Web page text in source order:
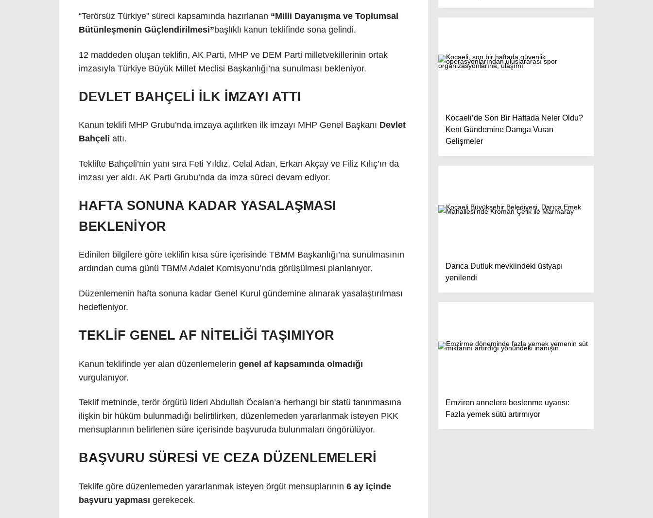
“Terörsüz Türkiye” süreci kapsamında hazırlanan “Milli Dayanışma ve Toplumsal
Bütünleşmenin Güçlendirilmesi”başlıklı kanun teklifinde sona gelindi.
12 maddeden oluşan teklifin, AK Parti, MHP ve DEM Parti milletvekillerinin ortak
imzasıyla Türkiye Büyük Millet Meclisi Başkanlığı’na sunulması bekleniyor.
DEVLET BAHÇELİ İLK İMZAYI ATTI
Kanun teklifi MHP Grubu’nda imzaya açılırken ilk imzayı MHP Genel Başkanı Devlet
Bahçeli attı.
Teklifte Bahçeli’nin yanı sıra Feti Yıldız, Celal Adan, Erkan Akçay ve Filiz Kılıç’ın da
imzası yer aldı. AK Parti Grubu’nda da imza süreci devam ediyor.
HAFTA SONUNA KADAR YASALAŞMASI
BEKLENİYOR
Edinilen bilgilere göre teklifin kısa süre içerisinde TBMM Başkanlığı’na sunulmasının
ardından cuma günü TBMM Adalet Komisyonu’nda görüşülmesi planlanıyor.
Düzenlemenin hafta sonuna kadar Genel Kurul gündemine alınarak yasalaştırılması
hedefleniyor.
TEKLİF GENEL AF NİTELİĞİ TAŞIMIYOR
Kanun teklifinde yer alan düzenlemelerin genel af kapsamında olmadığı
vurgulanıyor.
Teklif metninde, terör örgütü lideri Abdullah Öcalan’a herhangi bir statü tanınmasına
ilişkin bir hüküm bulunmadığı belirtilirken, düzenlemeden yararlanmak isteyen PKK
mensuplarının belirlenen süre içerisinde başvuruda bulunmaları öngörülüyor.
BAŞVURU SÜRESİ VE CEZA DÜZENLEMELERİ
Teklife göre düzenlemeden yararlanmak isteyen örgüt mensuplarının 6 ay içinde
başvuru yapması gerekecek.
Kocaeli’de Son Bir Haftada Neler Oldu?
Kent Gündemine Damga Vuran
Gelişmeler
Darıca Dutluk mevkiindeki üstyapı
yenilendi
Emziren annelere beslenme uyarısı:
Fazla yemek sütü artırmıyor